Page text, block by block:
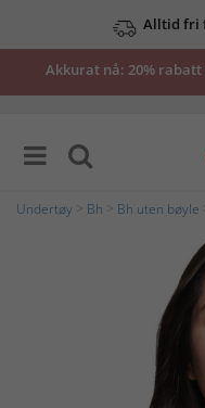
Alltid fri
Akkurat nå: 20%
Undertøy Bh Bh uten bøyle